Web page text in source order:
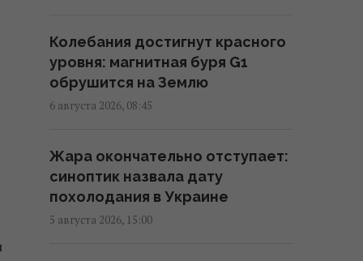
"Смело и мужественно": СМИ
раскрыли, кто спас украинский
самолет от дрона в Лейпциге
Трамп неохотно усиливает
давление на РФ, но
законопроект Грэма заставит
Колебания достигнут красного
уровня: магнитная буря G1
обрушится на Землю
6 августа 2026, 08:45
Жара окончательно отступает:
синоптик назвала дату
похолодания в Украине
5 августа 2026, 15:00